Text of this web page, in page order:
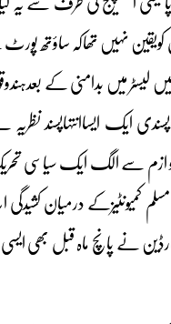
ایکسچینج کی طرف سے
نہیں تھاکہ ساؤتھ
جائزہ لیتے ہوئے پہلی باراس نے
ایک ایساانتہاپسند
ازم سے الگ ایک سیاسی
مسلم کمیونٹیزکے درمیان
گارڈین نے پانچ ماہ قبل